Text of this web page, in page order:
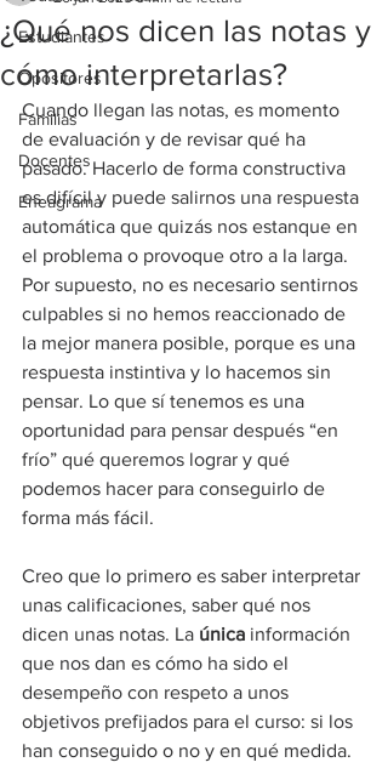
Estudiantes
Opositores
Familias
Docentes
Eneagrama
¿Qué nos dicen las notas y
cómo interpretarlas?
Cuando llegan las notas, es momento
de evaluación y de revisar qué ha
pasado. Hacerlo de forma constructiva
es difícil y puede salirnos una respuesta
automática que quizás nos estanque en
el problema o provoque otro a la larga.
Por supuesto, no es necesario sentirnos
culpables si no hemos reaccionado de
la mejor manera posible, porque es una
respuesta instintiva y lo hacemos sin
pensar. Lo que sí tenemos es una
oportunidad para pensar después “en
frío” qué queremos lograr y qué
podemos hacer para conseguirlo de
forma más fácil.
Creo que lo primero es saber interpretar
unas calificaciones, saber qué nos
dicen unas notas. La única información
que nos dan es cómo ha sido el
desempeño con respeto a unos
objetivos prefijados para el curso: si los
han conseguido o no y en qué medida.